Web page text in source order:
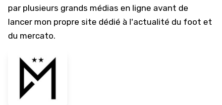
par plusieurs grands médias en ligne avant de
lancer mon propre site dédié à l'actualité du foot et
du mercato.